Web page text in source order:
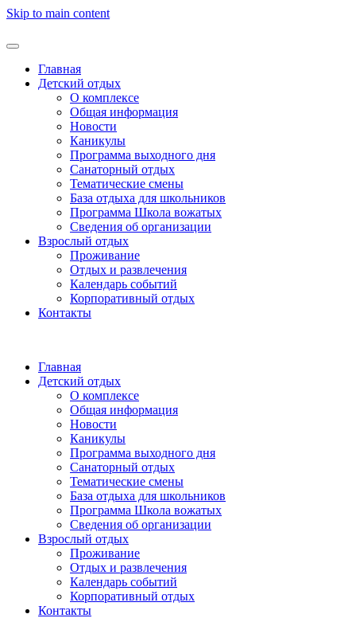
Skip to main content
Главная
Детский отдых
О комплексе
Общая информация
Новости
Каникулы
Программа выходного дня
Санаторный отдых
Тематические смены
База отдыха для школьников
Программа Школа вожатых
Cведения об организации
Взрослый отдых
Проживание
Отдых и развлечения
Календарь событий
Корпоративный отдых
Контакты
Главная
Детский отдых
О комплексе
Общая информация
Новости
Каникулы
Программа выходного дня
Санаторный отдых
Тематические смены
База отдыха для школьников
Программа Школа вожатых
Cведения об организации
Взрослый отдых
Проживание
Отдых и развлечения
Календарь событий
Корпоративный отдых
Контакты